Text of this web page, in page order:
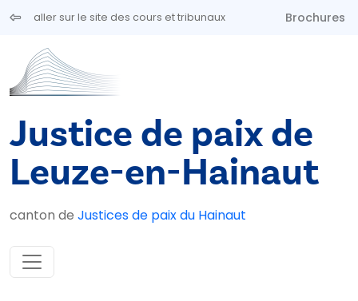
Aller au contenu principal
aller sur le site des cours et tribunaux Brochures
Justice de paix de
Leuze-en-Hainaut
canton de Justices de paix du Hainaut